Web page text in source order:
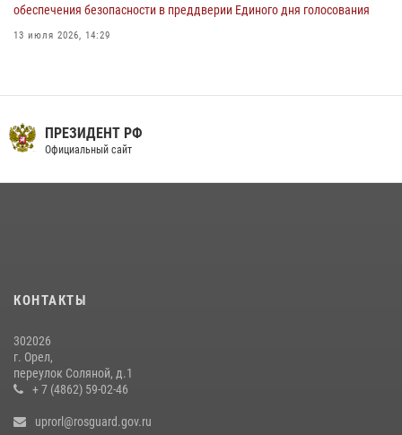
обеспечения безопасности в преддверии Единого дня голосования
13 июля 2026, 14:29
В Орле росгвардейцы за неделю проверили два детских лагеря
15 июля 2026, 14:49
ПРЕЗИДЕНТ РФ
Официальный сайт
КОНТАКТЫ
302026
г. Орел,
переулок Соляной, д.1
+ 7 (4862) 59-02-46
uprorl@rosguard.gov.ru